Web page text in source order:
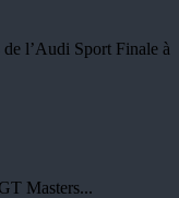
l’Audi Sport Finale à
Masters...